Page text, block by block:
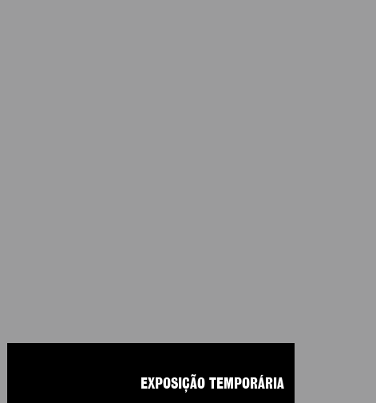
EXPOSIÇÃO TEMPORÁRIA